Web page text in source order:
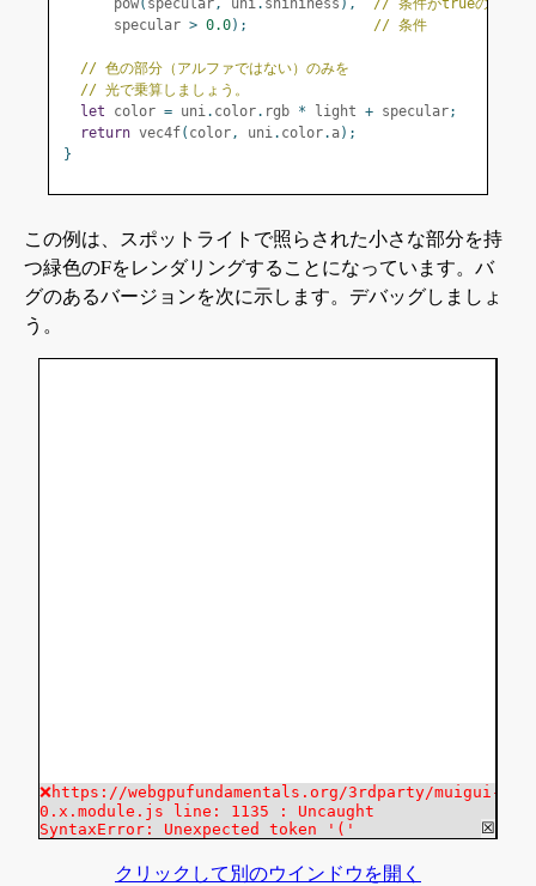
      specular
> 0.0); // 条件
// 色の部分（アルファではない）のみを
// 光で乗算しましょう。
let color = uni . color. rgb * light + specular;
return vec4f( color , uni . color. a);
}
この例は、スポットライトで照らされた小さな部分を持
つ緑色のFをレンダリングすることになっています。バ
グのあるバージョンを次に示します。デバッグしましょ
う。
クリックして別のウインドウを開く